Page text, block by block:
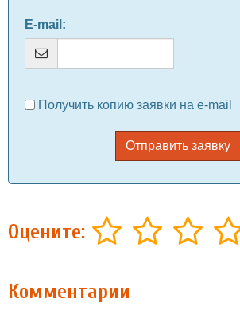
E-mail :
Получить копию заявки на e-mail
Отправить заявку
Оцените:
Комментарии